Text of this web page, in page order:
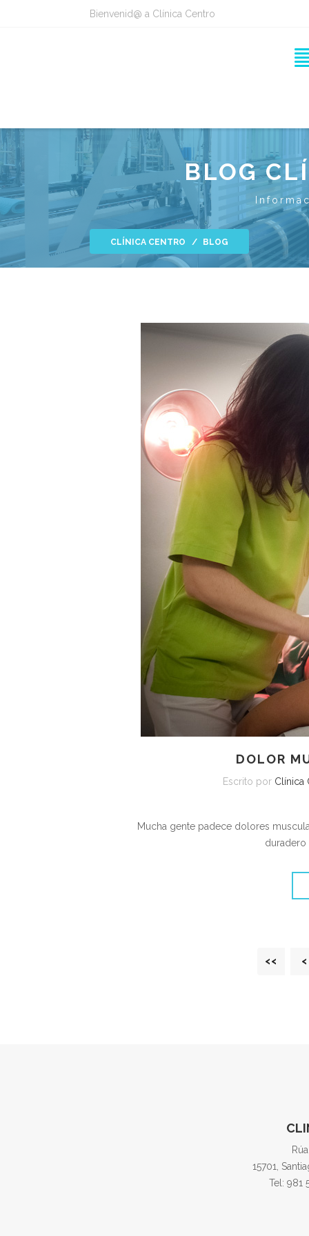
Bienvenid@ a Clínica Centro
BLOG
CLÍNICA CENTRO BLOG
DOLOR
Escrito por Clínica
Mucha gente padece dolores
duradero
<< <
15701,
Tel: 981